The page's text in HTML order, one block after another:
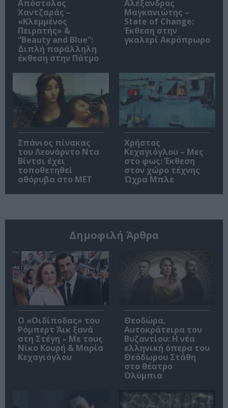
Απόστολος
Χαντζαράς –
«Κλεμμένος
Πειρατής» &
“Beauty and Blue”:
Διπλή παράλληλη
έκθεση στην Πάτμο
Αλέξανδρος
Μαγκανιώτης –
State of Change:
Έκθεση στην
γκαλερί Ακρόπρωρο
Σπάνιος πίνακας
του Λεονάρντο Ντα
Βίντσι έχει
τοποθετηθεί
αθόρυβα στο MET
Χρήστος
Κεχαγιόγλου – Μες
στο φως: Έκθεση
στον χώρο τέχνης
Ώχρα Μπλε
Δημοφιλή Άρθρα
O «Οιδίποδας» του
Ρόμπερτ Άικ ξανά
στη Στέγη – Με τους
Νίκο Κουρή & Μαρία
Κεχαγιόγλου
Θεοδώρα,
Αυτοκράτειρα του
Βυζαντίου: Η νέα
ελληνική όπερα του
Θεόδωρου Στάθη
στο θέατρο
Ολύμπια